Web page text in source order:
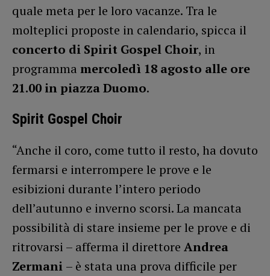
quale meta per le loro vacanze. Tra le
molteplici proposte in calendario, spicca il
concerto di Spirit Gospel Choir, in
programma mercoledì 18 agosto alle ore
21.00 in piazza Duomo.
Spirit Gospel Choir
“Anche il coro, come tutto il resto, ha dovuto
fermarsi e interrompere le prove e le
esibizioni durante l’intero periodo
dell’autunno e inverno scorsi. La mancata
possibilità di stare insieme per le prove e di
ritrovarsi – afferma il direttore Andrea
Zermani – è stata una prova difficile per